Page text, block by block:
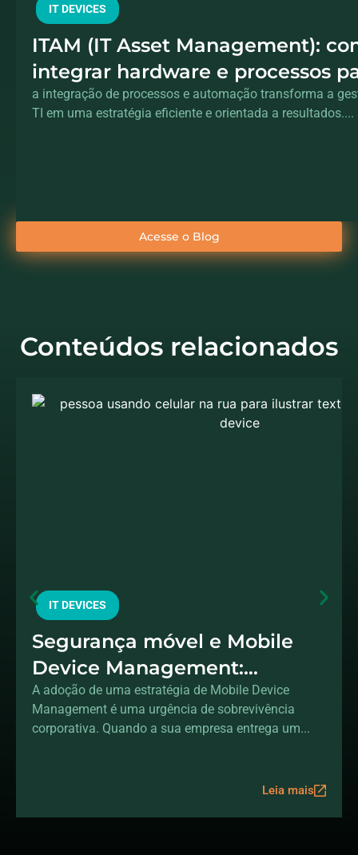
IT DEVICES
ITAM (IT Asset Management):
integrar hardware e processos
controle total dos ativos
a integração de processos e automação transforma a
TI em uma estratégia eficiente e orientada a resultados....
Acesse o Blog
Conteúdos relacionados
IT DEVICES
Segurança móvel e Mobile
Device Management:
protegendo dados fora do
escritório
A adoção de uma estratégia de Mobile Device
Management é uma urgência de sobrevivência
corporativa. Quando a sua empresa entrega um...
Leia mais